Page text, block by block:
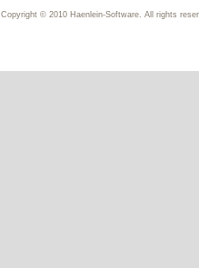
Copyright © 2010 Haenlein-Software. All rights